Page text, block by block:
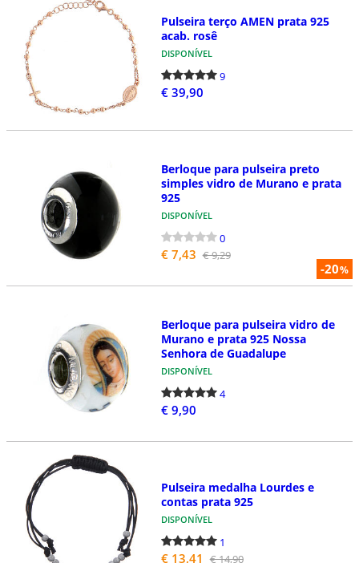
Pulseira terço AMEN prata 925
acab. rosê
DISPONÍVEL
9
€ 39,90
-20%
Berloque para pulseira preto
simples vidro de Murano e prata
925
DISPONÍVEL
0
€ 7,43 € 9,29
Berloque para pulseira vidro de
Murano e prata 925 Nossa
Senhora de Guadalupe
DISPONÍVEL
4
€ 9,90
Pulseira medalha Lourdes e
contas prata 925
DISPONÍVEL
1
€ 13,41 € 14,90